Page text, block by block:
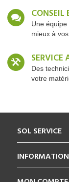
CONSEIL
Une
mieux à
SERVICE
Des
votre
SOL SERVICE